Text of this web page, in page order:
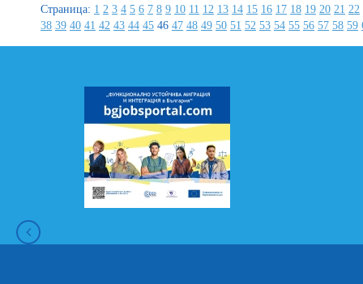
Страница: 1 2 3 4 5 6 7 8 9 10 11 12 13 14 15 16 17 18 19 20 21 22
38 39 40 41 42 43 44 45 46 47 48 49 50 51 52 53 54 55 56 57 58 59